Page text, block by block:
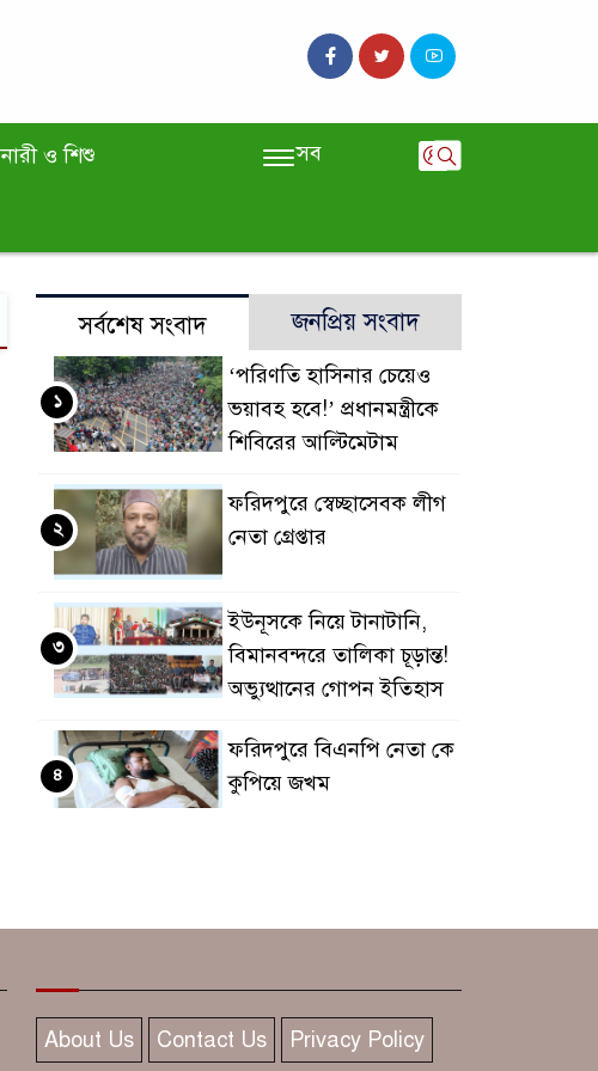
নারী ও শিশু সব
সর্বশেষ সংবাদ জনপ্রিয় সংবাদ
‘পরিণতি হাসিনার চেয়েও
ভয়াবহ হবে!’ প্রধানমন্ত্রীকে
শিবিরের আল্টিমেটাম
১
ফরিদপুরে স্বেচ্ছাসেবক লীগ
নেতা গ্রেপ্তার
২
ইউনূসকে নিয়ে টানাটানি,
বিমানবন্দরে তালিকা চূড়ান্ত!
অভ্যুত্থানের গোপন ইতিহাস
৩
ফরিদপুরে বিএনপি নেতা কে
কুপিয়ে জখম
৪
ডায়াগনস্টিক বন্ধ
আদালতে এসে ব্যাগে গাঁজা!
ফরিদপুরে আসামির
নজিরবিহীন কাণ্ড
৬
About Us Contact Us Privacy Policy